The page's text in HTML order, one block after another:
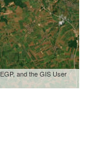
and the GIS User